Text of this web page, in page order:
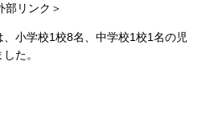
部リンク＞
小学校1校8名、中学校1校1名の児
た。